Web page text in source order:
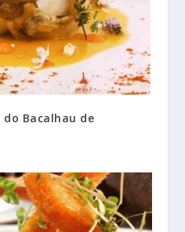
Bacalhau de